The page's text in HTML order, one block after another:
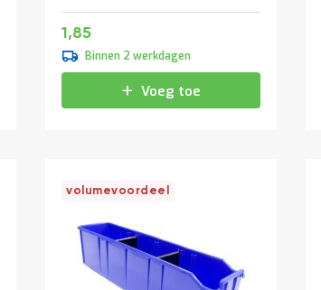
Speciale
prijs
1,85
Binnen 2 werkdagen
Voeg toe
volumevoordeel